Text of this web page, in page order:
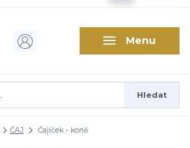
Menu
Hledat
ČAJ Čajíček - koně